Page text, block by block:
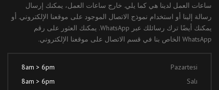
ساعات العمل لدينا هي كما يلي. خارج ساعات العمل، يمكنك إرسال
رسالة إلينا أو استخدام نموذج الاتصال الموجود على موقعنا الإلكتروني. أو
يمكنك أيضًا ترك رسائلك عبر WhatsApp. يمكنك العثور على رقم
WhatsApp الخاص بنا في قسم الاتصال على موقعنا الإلكتروني.
Pazartesi
8am > 6pm
Salı
8am > 6pm